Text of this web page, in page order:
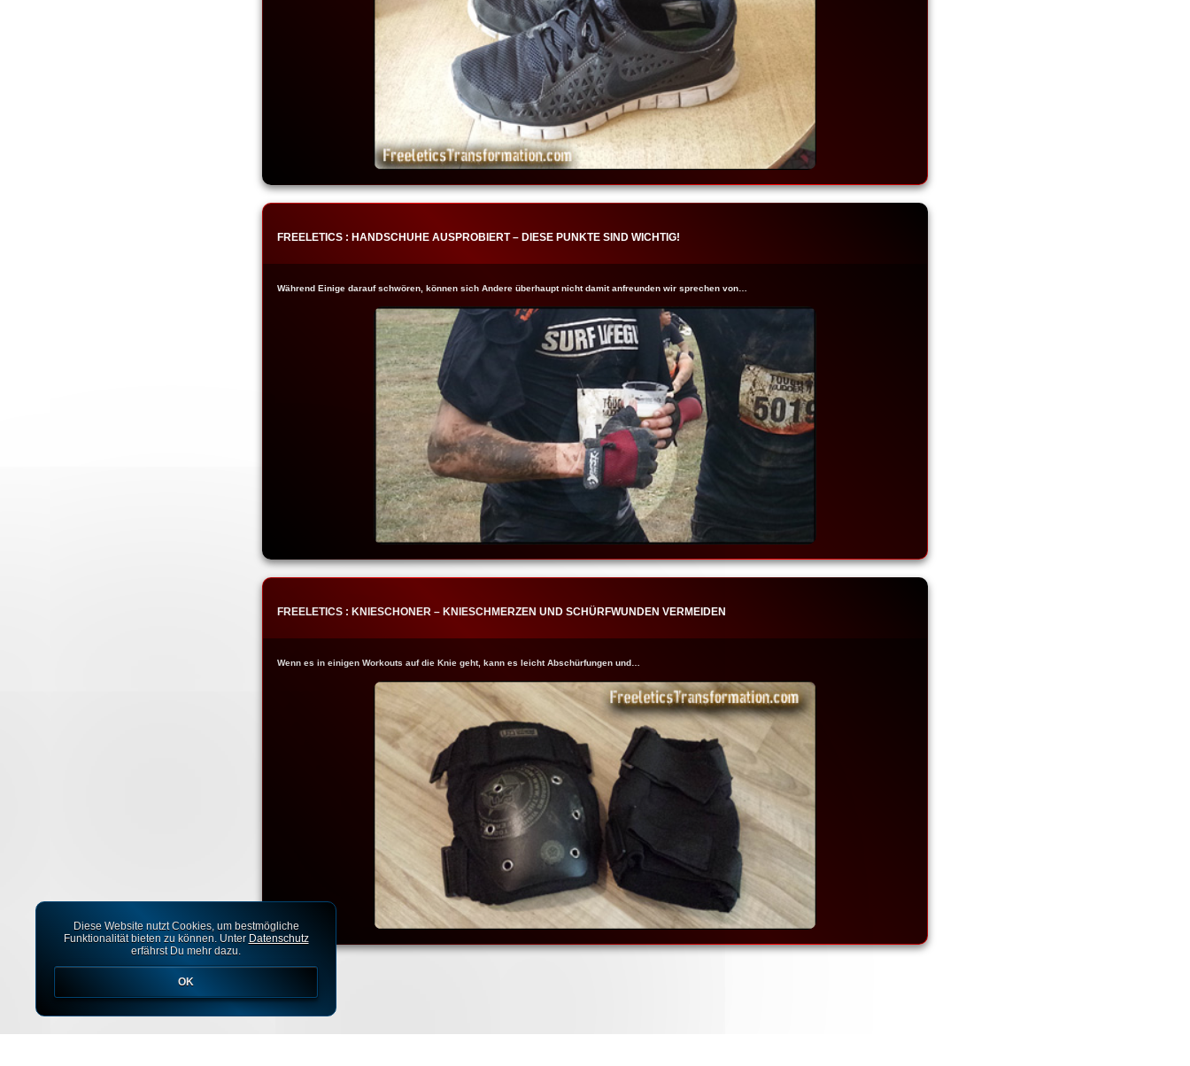
FREELETICS : HANDSCHUHE AUSPROBIERT – DIESE PUNKTE SIND WICHTIG!
Während Einige darauf schwören, können sich Andere überhaupt nicht damit anfreunden wir sprechen von…
FREELETICS : KNIESCHONER – KNIESCHMERZEN UND SCHÜRFWUNDEN VERMEIDEN
Wenn es in einigen Workouts auf die Knie geht, kann es leicht Abschürfungen und…
Diese Website nutzt Cookies, um bestmögliche
Funktionalität bieten zu können. Unter Datenschutz
erfährst Du mehr dazu.
OK